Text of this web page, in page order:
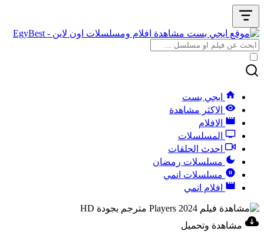
ايجي بست
الاكثر مشاهدة
الافلام
المسلسلات
احدث الحلقات
مسلسلات رمضان
مسلسلات انمي
افلام انمي
مشاهدة وتحميل